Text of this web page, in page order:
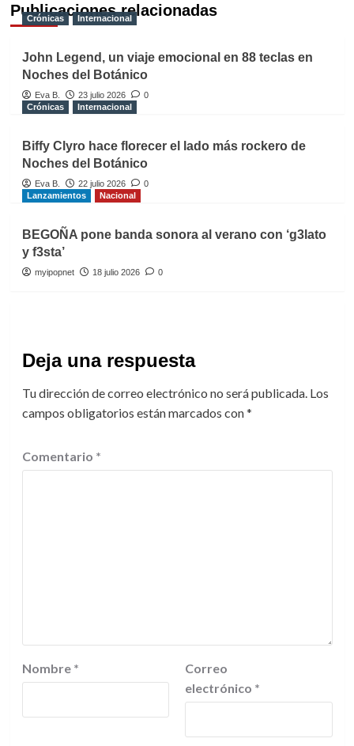
Publicaciones relacionadas
Crónicas Internacional
John Legend, un viaje emocional en 88 teclas en
Noches del Botánico
Eva B. 23 julio 2026
0
Crónicas
Internacional
Biffy Clyro hace florecer el lado más rockero de
Noches del Botánico
Eva B. 22 julio 2026
0
Lanzamientos
Nacional
BEGOÑA pone banda sonora al verano con ‘g3lato
y f3sta’
myipopnet 18 julio 2026 0
Deja una respuesta
Tu dirección de correo electrónico no será publicada. Los
campos obligatorios están marcados con*
Comentario *
Nombre *
Correo
electrónico *